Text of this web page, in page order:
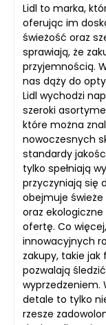
Lidl to marka,
oferując im
świeżość oraz
sprawiają, że
przyjemnością.
nas dąży do
Lidl wychodzi
szeroki
które można
nowoczesnych
standardy
tylko spełniają
przyczyniają się
obejmuje
oraz
ofertę. Co
innowacyjnych
zakupy, takie
pozwalają
wyprzedzeniem.
detale to tylko
rzesze